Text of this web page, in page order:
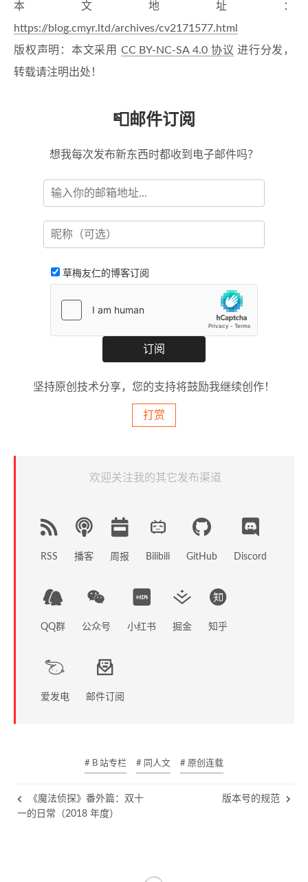
本文地址：
https://blog.cmyr.ltd/archives/cv2171577.html
版权声明：本文采用 CC BY-NC-SA 4.0 协议 进行分发，
转载请注明出处！
📮邮件订阅
想我每次发布新东西时都收到电子邮件吗？
草梅友仁的博客订阅
坚持原创技术分享，您的支持将鼓励我继续创作！
打赏
欢迎关注我的其它发布渠道
RSS 播客 周报 Bilibili GitHub Discord
QQ群 公众号 小红书 掘金 知乎
爱发电 邮件订阅
# B 站专栏 # 同人文 # 原创连载
《魔法侦探》番外篇：双十
一的日常（2018 年度）
版本号的规范